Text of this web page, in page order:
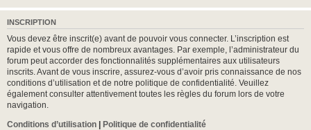
INSCRIPTION
Vous devez être inscrit(e) avant de pouvoir vous connecter. L’inscription est
rapide et vous offre de nombreux avantages. Par exemple, l’administrateur du
forum peut accorder des fonctionnalités supplémentaires aux utilisateurs
inscrits. Avant de vous inscrire, assurez-vous d’avoir pris connaissance de nos
conditions d’utilisation et de notre politique de confidentialité. Veuillez
également consulter attentivement toutes les règles du forum lors de votre
navigation.
Conditions d’utilisation | Politique de confidentialité